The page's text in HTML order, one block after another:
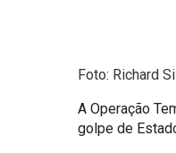
Foto: Richard
A Operação
golpe de